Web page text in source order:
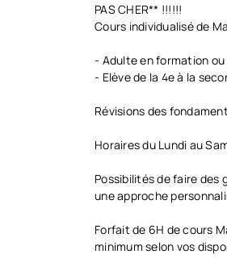
PAS CHER** !!!!!!
Cours individualisé de
- Adulte en formation
- Elève de la 4e à la
Révisions des
Horaires du Lundi au
Possibilités de faire des
une approche
Forfait de 6H de cours
minimum selon vos